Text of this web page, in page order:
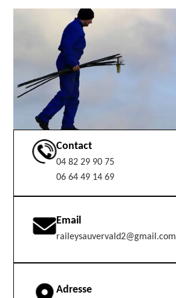
Contact
04 82 29 90 75
06 64 49 14 69
Email
raileysauvervald2@gmail.com
Adresse